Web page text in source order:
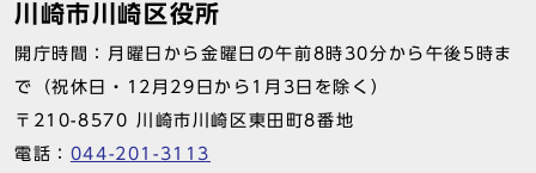
川崎市川崎区役所
開庁時間：月曜日から金曜日の午前8時30分から午後5時ま
で（祝休日・12月29日から1月3日を除く）
〒210-8570 川崎市川崎区東田町8番地
電話： 044-201-3113